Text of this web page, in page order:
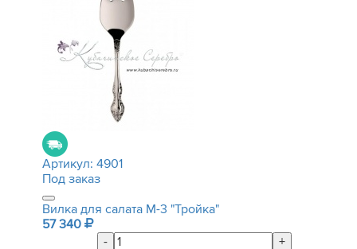
Артикул: 4901
Под заказ
Вилка для салата М-3 "Тройка"
57 340
-
+